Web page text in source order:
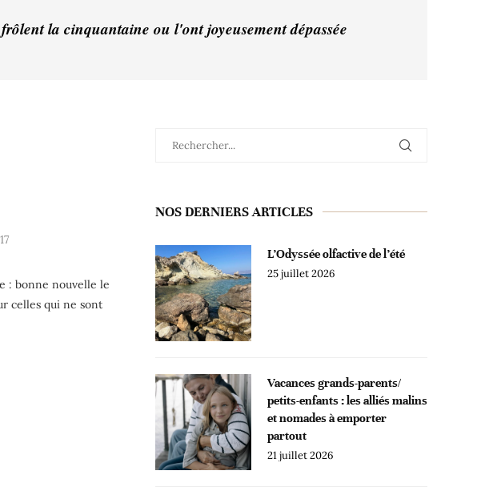
la cinquantaine ou l'ont joyeusement dépassée
: bonne nouvelle le
celles qui ne sont
NOS DERNIERS ARTICLES
L’Odyssée olfactive de l’été
25 juillet 2026
Vacances grands-parents/
petits-enfants : les alliés malins
et nomades à emporter
partout
21 juillet 2026